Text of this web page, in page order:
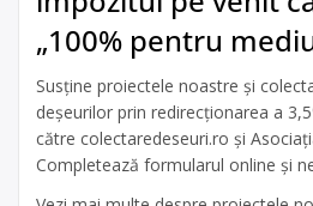
„100% pentru
Susține proiectele noastre și
deșeurilor prin redirecționarea a
către colectaredeseuri.ro și
Completează formularul online și